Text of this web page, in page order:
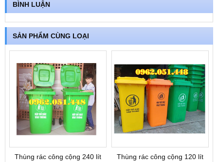
BÌNH LUẬN
SẢN PHẨM CÙNG LOẠI
Thùng rác công cộng 240 lít
Thùng rác công cộng 120 lít